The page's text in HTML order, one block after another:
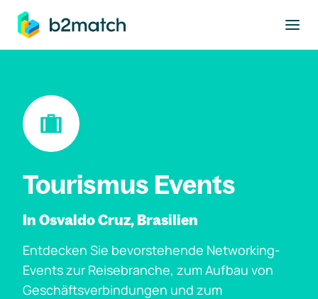
springen
Tourismus Events
In Osvaldo Cruz, Brasilien
Entdecken Sie bevorstehende Networking-
Events zur Reisebranche, zum Aufbau von
Geschäftsverbindungen und zum